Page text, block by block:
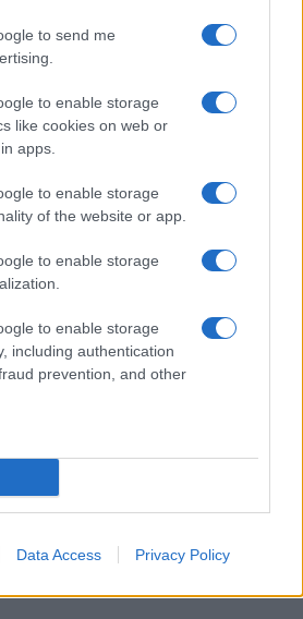
to send me
to enable storage
like cookies on web or
apps.
to enable storage
of the website or app.
to enable storage
to enable storage
including authentication
prevention, and other
Data Access Privacy Policy
Τσιτσιπάς, πέρασε